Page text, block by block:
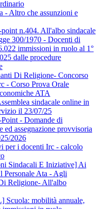
- Altro che assunzioni e
n.404. All'albo sindacale
300/1970 - Docenti di
immissioni in ruolo al 1°
dalle procedure
Di Religione- Concorso
- Corso Prova Orale
ATA
sindacale online in
il 23/07/25
- Domande di
ed assegnazione provvisoria
2026
per i docenti Irc - calcolo
Sindacali E Iniziative] Ai
Personale Ata - Agli
Religione- All'albo
Scuola: mobilità annuale,